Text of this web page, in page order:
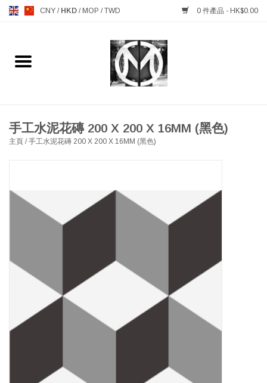
CNY / HKD / MOP /TWD 0 件產品 - HK$0.00
主頁
MANKS ANTIQUES 古董
TABLEWARE 餐具
GIFTS & DECORATIVE 禮品
HEALTHY LIVING 健康家居
LATEST ARRIVALS 最新扺港
FREDERICIA 系列
手工水泥花磚 200 X 200 X 16MM (黑色)
主頁 /手工水泥花磚 200 X 200 X 16MM (黑色)